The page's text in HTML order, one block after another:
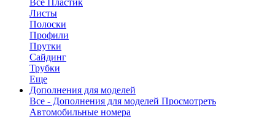
Все Пластик
Листы
Полоски
Профили
Прутки
Сайдинг
Трубки
Еще
Дополнения для моделей
Все - Дополнения для моделей Просмотреть
Автомобильные номера